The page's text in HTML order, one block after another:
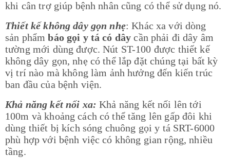
khi cân trợ giúp bệnh nhân cũng có thể sử dụng nó.
Thiết kế không dây gọn nhẹ: Khác xa với dòng
sản phẩm báo gọi y tá có dây cần phải đi dây âm
tường mới dùng được. Nút ST-100 được thiết kế
không dây gọn, nhẹ có thể lắp đặt chúng tại bất kỳ
vị trí nào mà không làm ảnh hưởng đến kiến trúc
ban đầu của bệnh viện.
Khả năng kết nối xa:Khả năng kết nối lên tới
100m và khoảng cách có thể tăng lên gấp đôi khi
dùng thiết bị kích sóng chuông gọi y tá SRT-6000
phù hợp với bệnh việc có không gian rộng, nhiều
tầng.